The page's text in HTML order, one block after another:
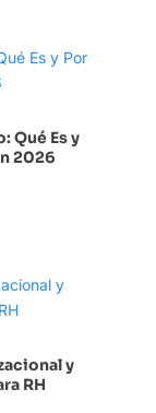
Qué Es y
2026
y
RH